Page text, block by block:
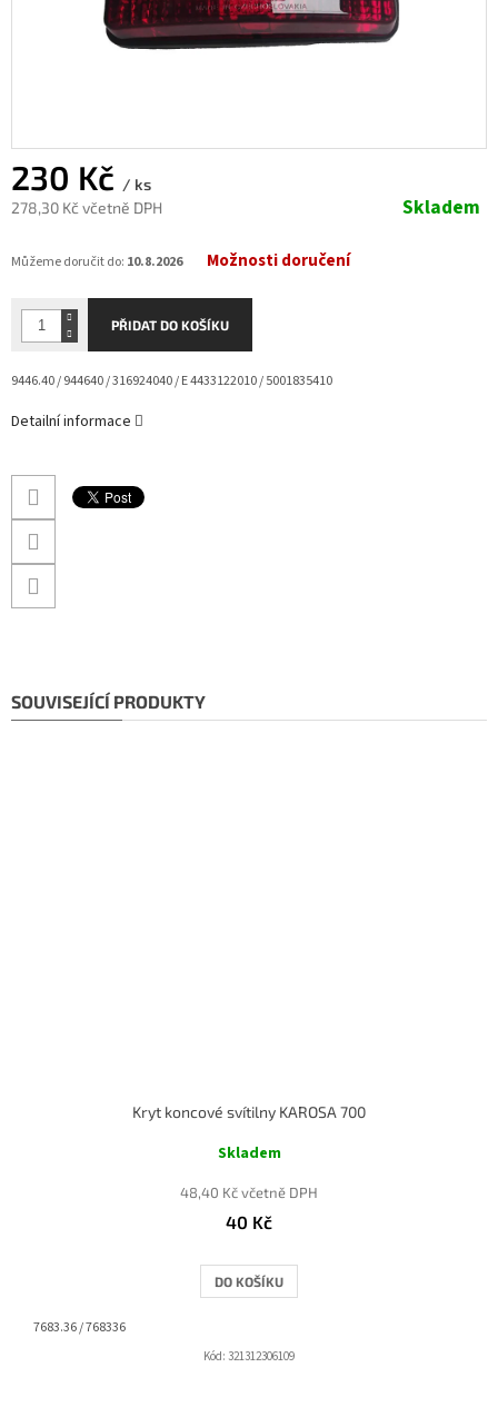
230 Kč / ks
278,30 Kč včetně DPH
cena:
Skladem
Můžeme doručit do: 10.8.2026 Možnosti doručení
PŘIDAT DO KOŠÍKU
9446.40 / 944640 / 316924040 / E 4433122010 / 5001835410
Detailní informace
SOUVISEJÍCÍ PRODUKTY
Kryt koncové svítilny KAROSA 700
Skladem
48,40 Kč včetně DPH
40 Kč
DO KOŠÍKU
7683.36 / 768336
Kód: 321312306109